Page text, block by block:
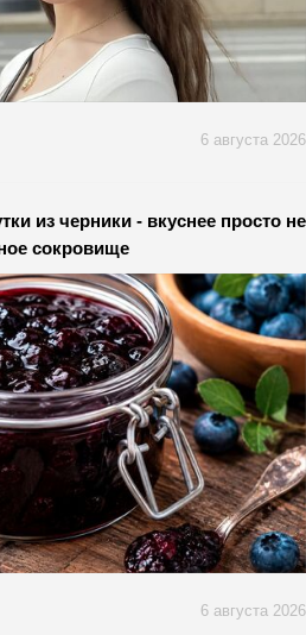
6 августа 2026
из черники - вкуснее просто не
сокровище
6 августа 2026